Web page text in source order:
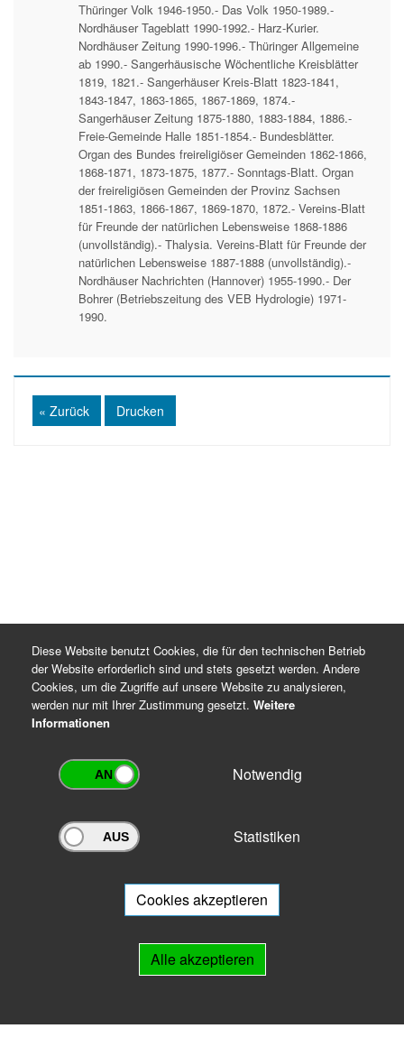
Thüringer Volk 1946-1950.- Das Volk 1950-1989.-
Nordhäuser Tageblatt 1990-1992.- Harz-Kurier.
Nordhäuser Zeitung 1990-1996.- Thüringer Allgemeine
ab 1990.- Sangerhäusische Wöchentliche Kreisblätter
1819, 1821.- Sangerhäuser Kreis-Blatt 1823-1841,
1843-1847, 1863-1865, 1867-1869, 1874.-
Sangerhäuser Zeitung 1875-1880, 1883-1884, 1886.-
Freie-Gemeinde Halle 1851-1854.- Bundesblätter.
Organ des Bundes freireligiöser Gemeinden 1862-1866,
1868-1871, 1873-1875, 1877.- Sonntags-Blatt. Organ
der freireligiösen Gemeinden der Provinz Sachsen
1851-1863, 1866-1867, 1869-1870, 1872.- Vereins-Blatt
für Freunde der natürlichen Lebensweise 1868-1886
(unvollständig).- Thalysia. Vereins-Blatt für Freunde der
natürlichen Lebensweise 1887-1888 (unvollständig).-
Nordhäuser Nachrichten (Hannover) 1955-1990.- Der
Bohrer (Betriebszeitung des VEB Hydrologie) 1971-
1990.
« Zurück Drucken
Archivportal Thüringen
Ihnen beratend zur Seite.
Diese Website benutzt Cookies, die für den technischen Betrieb
der Website erforderlich sind und stets gesetzt werden. Andere
Cookies, um die Zugriffe auf unsere Website zu analysieren,
werden nur mit Ihrer Zustimmung gesetzt. Weitere
Informationen
Notwendig
Statistiken
Cookies akzeptieren
Alle akzeptieren